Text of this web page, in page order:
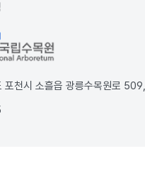
천시 소흘읍 광릉수목원로